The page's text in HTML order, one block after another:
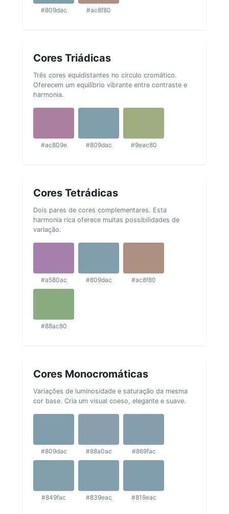
#809dac #ac8f80
Cores Triádicas
Três cores equidistantes no círculo cromático.
Oferecem um equilíbrio vibrante entre contraste e
harmonia.
#ac809e #809dac #9eac80
Cores Tetrádicas
Dois pares de cores complementares. Esta
harmonia rica oferece muitas possibilidades de
variação.
#a580ac #809dac #ac8f80
#88ac80
Cores Monocromáticas
Variações de luminosidade e saturação da mesma
cor base. Cria um visual coeso, elegante e suave.
#809dac #88a0ac #869fac
#849fac #839eac #819eac